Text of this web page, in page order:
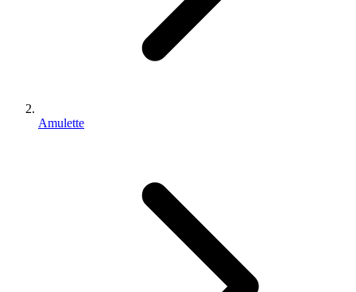
Amulette